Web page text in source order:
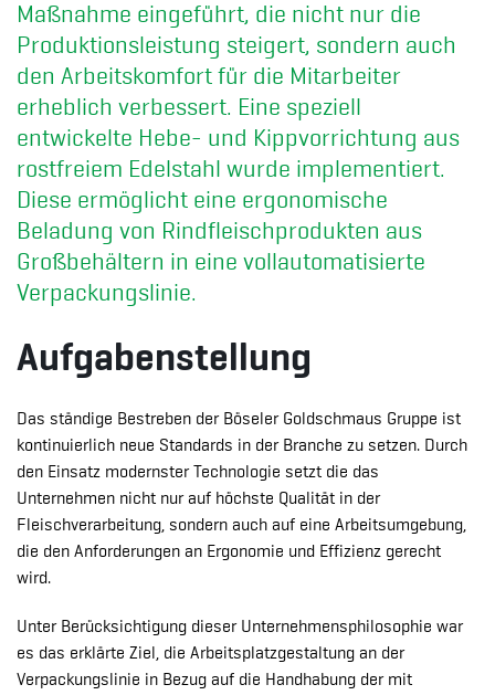
Maßnahme eingeführt, die nicht nur die
Produktionsleistung steigert, sondern auch
den Arbeitskomfort für die Mitarbeiter
erheblich verbessert. Eine speziell
entwickelte Hebe- und Kippvorrichtung aus
rostfreiem Edelstahl wurde implementiert.
Diese ermöglicht eine ergonomische
Beladung von Rindfleischprodukten aus
Großbehältern in eine vollautomatisierte
Verpackungslinie.
Aufgabenstellung
Das ständige Bestreben der Böseler Goldschmaus Gruppe ist
kontinuierlich neue Standards in der Branche zu setzen. Durch
den Einsatz modernster Technologie setzt die das
Unternehmen nicht nur auf höchste Qualität in der
Fleischverarbeitung, sondern auch auf eine Arbeitsumgebung,
die den Anforderungen an Ergonomie und Effizienz gerecht
wird.
Unter Berücksichtigung dieser Unternehmensphilosophie war
es das erklärte Ziel, die Arbeitsplatzgestaltung an der
Verpackungslinie in Bezug auf die Handhabung der mit